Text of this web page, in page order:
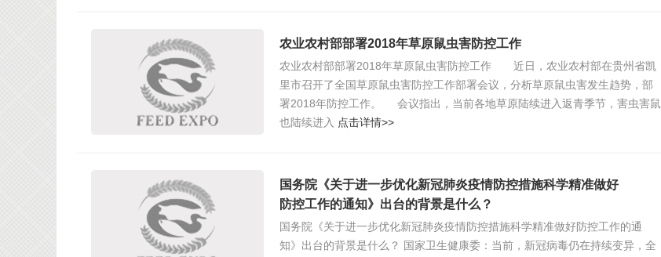
农业农村部部署2018年草原鼠虫害防控工作
农业农村部部署2018年草原鼠虫害防控工作 近日，农业农村部在贵州省凯
里市召开了全国草原鼠虫害防控工作部署会议，分析草原鼠虫害发生趋势，部
署2018年防控工作。 会议指出，当前各地草原陆续进入返青季节，害虫害鼠
也陆续进入 点击详情>>
国务院《关于进一步优化新冠肺炎疫情防控措施科学精准做好
防控工作的通知》出台的背景是什么？
国务院《关于进一步优化新冠肺炎疫情防控措施科学精准做好防控工作的通
知》出台的背景是什么？ 国家卫生健康委：当前，新冠病毒仍在持续变异，全